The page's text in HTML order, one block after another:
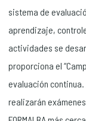
sistema de
aprendizaje,
actividades se
proporciona el
evaluación
realizarán